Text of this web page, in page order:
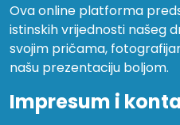
Ova online platforma
istinskih vrijednosti našeg
svojim pričama,
našu prezentaciju boljom.
Impresum i